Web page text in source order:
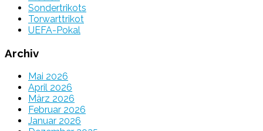
Sondertrikots
Torwarttrikot
UEFA-Pokal
Archiv
Mai 2026
April 2026
März 2026
Februar 2026
Januar 2026